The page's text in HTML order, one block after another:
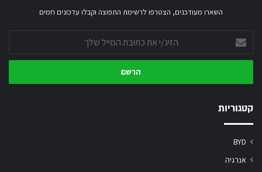
השארו מעודכנים, הצטרפו לרשימת התפוצה וקבלו עדכונים חמים
את
כתובת
שלך
קטגוריות
BYD
אנרגיה